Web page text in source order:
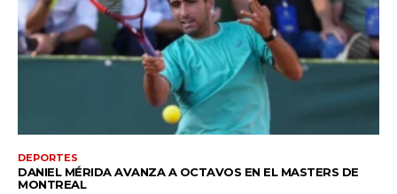
DEPORTES
DANIEL MÉRIDA AVANZA A OCTAVOS EN EL MASTERS DE
MONTREAL